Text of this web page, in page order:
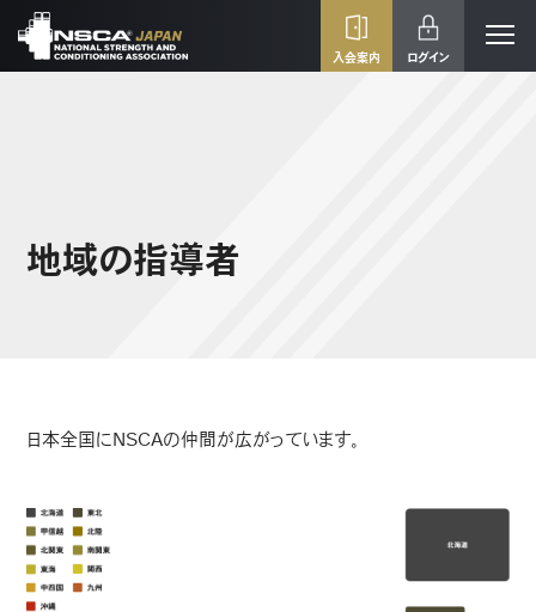
入会案内 ログイン
地域の指導者
日本全国にNSCAの仲間が広がっています。